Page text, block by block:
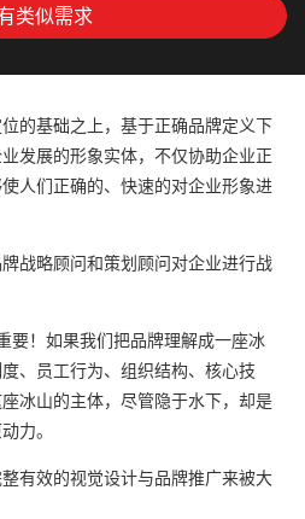
类似需求
的基础之上，基于正确品牌定义下
发展的形象实体，不仅协助企业正
人们正确的、快速的对企业形象进
战略顾问和策划顾问对企业进行战
要！如果我们把品牌理解成一座冰
、员工行为、组织结构、核心技
冰山的主体，尽管隐于水下，却是
力。
有效的视觉设计与品牌推广来被大